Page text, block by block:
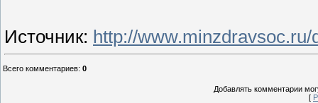
Источник: http://
Всего комментариев: 0
Добавлять комментарии
[